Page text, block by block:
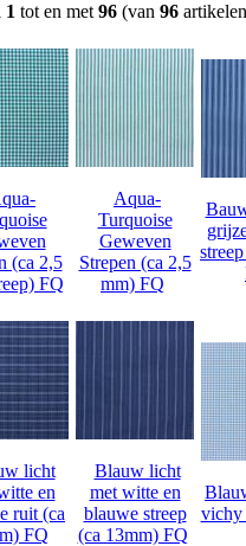
1 tot en met 96 (van 96
(ca 2,5
FQ
Aqua-
Turquoise
Geweven
Strepen (ca 2,5
mm) FQ
licht
en
ruit (ca
FQ
Blauw licht
met witte en
blauwe streep
(ca 13mm) FQ
vichy